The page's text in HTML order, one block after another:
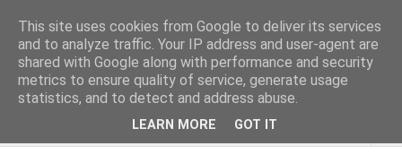
This site uses cookies from Google to deliver its services
and to analyze traffic. Your IP address and user-agent are
shared with Google along with performance and security
metrics to ensure quality of service, generate usage
statistics, and to detect and address abuse.
LEARN MORE GOT IT